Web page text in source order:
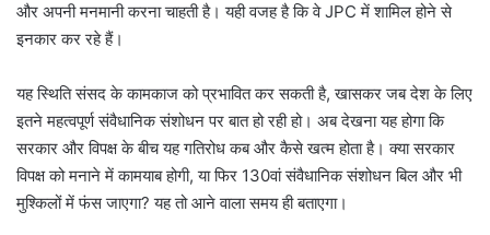
और अपनी मनमानी करना चाहती है। यही वजह है कि वे JPC में शामिल होने से
इनकार कर रहे हैं।
यह स्थिति संसद के कामकाज को प्रभावित कर सकती है, खासकर जब देश के लिए
इतने महत्वपूर्ण संवैधानिक संशोधन पर बात हो रही हो। अब देखना यह होगा कि
सरकार और विपक्ष के बीच यह गतिरोध कब और कैसे खत्म होता है। क्या सरकार
विपक्ष को मनाने में कामयाब होगी, या फिर 130वां संवैधानिक संशोधन बिल और भी
मुश्किलों में फंस जाएगा? यह तो आने वाला समय ही बताएगा।